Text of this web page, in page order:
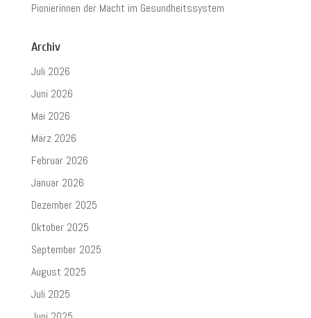
Pionierinnen der Macht im Gesundheitssystem
Archiv
Juli 2026
Juni 2026
Mai 2026
März 2026
Februar 2026
Januar 2026
Dezember 2025
Oktober 2025
September 2025
August 2025
Juli 2025